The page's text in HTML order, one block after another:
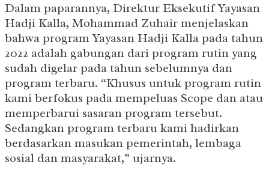
Dalam paparannya, Direktur Eksekutif Yayasan
Hadji Kalla, Mohammad Zuhair menjelaskan
bahwa program Yayasan Hadji Kalla pada tahun
2022 adalah gabungan dari program rutin yang
sudah digelar pada tahun sebelumnya dan
program terbaru. “Khusus untuk program rutin
kami berfokus pada mempeluas Scope dan atau
memperbarui sasaran program tersebut.
Sedangkan program terbaru kami hadirkan
berdasarkan masukan pemerintah, lembaga
sosial dan masyarakat,” ujarnya.